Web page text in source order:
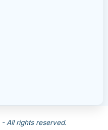
- All rights reserved.